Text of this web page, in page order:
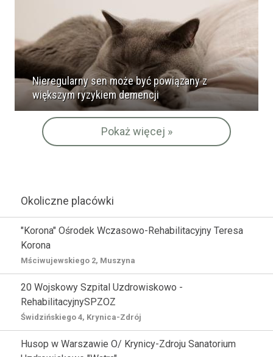
Nieregularny sen może być powiązany z
większym ryzykiem demencji
Pokaż więcej »
Okoliczne placówki
"Korona" Ośrodek Wczasowo-Rehabilitacyjny Teresa
Korona
Mściwujewskiego 2, Muszyna
20 Wojskowy Szpital Uzdrowiskowo -
RehabilitacyjnySPZOZ
Świdzińskiego 4, Krynica-Zdrój
Husop w Warszawie O/ Krynicy-Zdroju Sanatorium